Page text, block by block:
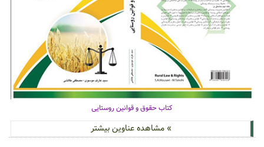
کتاب حقوق و قوانین روستایی
» مشاهده عناوین بیشتر